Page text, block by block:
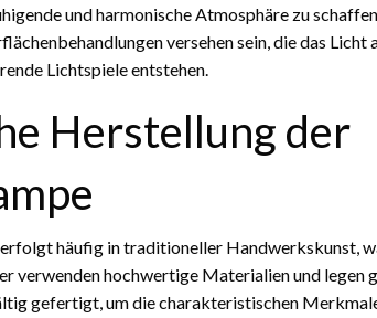
und harmonische Atmosphäre zu
versehen sein, die das Licht
Lichtspiele entstehen.
Herstellung der
häufig in traditioneller Handwerkskunst,
verwenden hochwertige Materialien und legen
gefertigt, um die charakteristischen